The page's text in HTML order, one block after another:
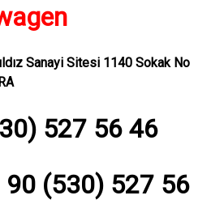
Sanayi Sitesi 1140 Sokak No
527 56 46
90 (530) 527 56